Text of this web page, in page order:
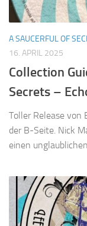
A SAUCERFUL OF
16. APRIL 2025
Collection
Secrets –
Toller Release von
der B-Seite. Nick
einen